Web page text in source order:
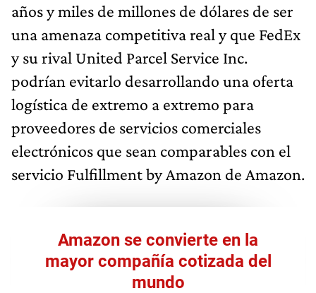
años y miles de millones de dólares de ser
una amenaza competitiva real y que FedEx
y su rival United Parcel Service Inc.
podrían evitarlo desarrollando una oferta
logística de extremo a extremo para
proveedores de servicios comerciales
electrónicos que sean comparables con el
servicio Fulfillment by Amazon de Amazon.
Amazon se convierte en la
mayor compañía cotizada del
mundo